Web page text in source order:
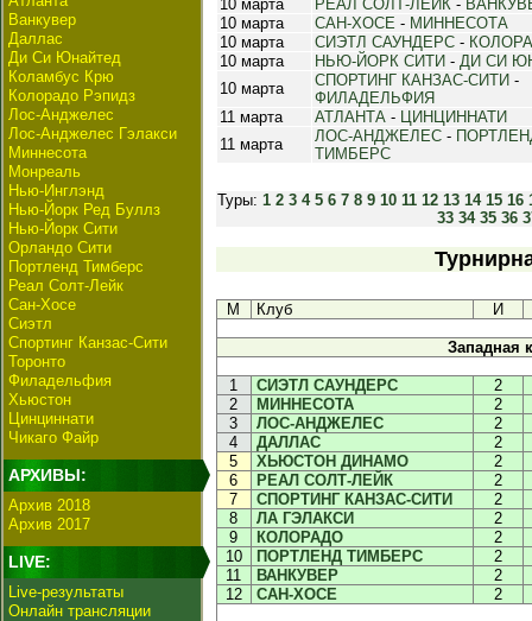
Ванкувер
Даллас
Ди Си Юнайтед
Коламбус Крю
Колорадо Рэпидз
Лос-Анджелес
Лос-Анджелес Гэлакси
Миннесота
Монреаль
Нью-Инглэнд
Нью-Йорк Ред Буллз
Нью-Йорк Сити
Орландо Сити
Портленд Тимберс
Реал Солт-Лейк
Сан-Хосе
Сиэтл
Спортинг Канзас-Сити
Торонто
Филадельфия
Хьюстон
Цинциннати
Чикаго Файр
АРХИВЫ:
Архив 2018
Архив 2017
LIVE:
Live-результаты
Онлайн трансляции
10 марта
РЕАЛ СОЛТ-ЛЕЙК -
10 марта
САН-ХОСЕ - МИННЕСОТА
10 марта
СИЭТЛ САУНДЕРС -
10 марта
НЬЮ-ЙОРК СИТИ - ДИ СИ
10 марта
СПОРТИНГ КАНЗАС-СИТИ -
ФИЛАДЕЛЬФИЯ
11 марта
АТЛАНТА - ЦИНЦИННАТИ
11 марта
ЛОС-АНДЖЕЛЕС -
ТИМБЕРС
Туры: 1 2 3 4 5 6 7 8 9 10 11 12 13 14 15 16
33 34 35 36
М Клуб И
Западная
1 СИЭТЛ САУНДЕРС
2
2
МИННЕСОТА
2
3
ЛОС-АНДЖЕЛЕС
2
4
ДАЛЛАС
2
5
ХЬЮСТОН ДИНАМО
2
6
РЕАЛ СОЛТ-ЛЕЙК
2
7
СПОРТИНГ КАНЗАС-СИТИ
2
8
ЛА ГЭЛАКСИ
2
9
КОЛОРАДО
2
10
ПОРТЛЕНД ТИМБЕРС
2
11
ВАНКУВЕР
2
12
САН-ХОСЕ 2